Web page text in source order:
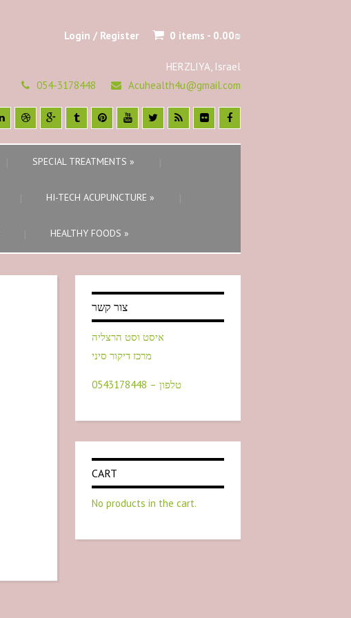
0 items - 0.00₪
Login / Register
HERZLIYA, Israel
054-3178448
Acuhealth4u@gmail.com
SPECIAL TREATMENTS »
HI-TECH ACUPUNCTURE »
HEALTHY FOODS »
צור קשר
איסט וסט הרצליה
מרכז דיקור סיני
טלפון – 0543178448
CART
No products in the cart.